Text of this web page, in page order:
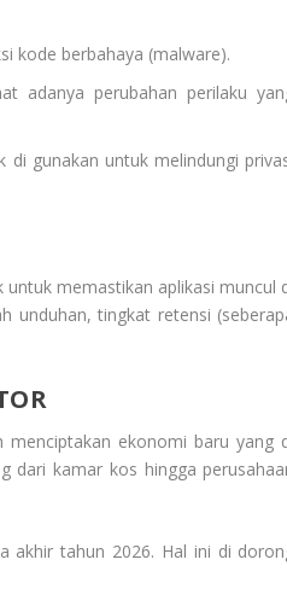
kode berbahaya (malware).
adanya perubahan perilaku
di gunakan untuk melindungi
memastikan aplikasi muncul
unduhan, tingkat retensi
menciptakan ekonomi baru yang
dari kamar kos hingga
akhir tahun 2026. Hal ini di